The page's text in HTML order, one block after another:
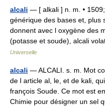
alcali — [ alkali ] n. m. •
générique des bases et, plus
donnent avec l oxygène des
(potasse et soude), alcali
Universelle
alcali — ALCALI. s. m. Mot
de l article al, le, et de kali,
françois Soude. Ce mot est
Chimie pour désigner un sel